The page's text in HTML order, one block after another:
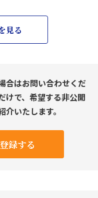
見る
合はお問い合わせくだ
けで、希望する非公開
いたします。
録する